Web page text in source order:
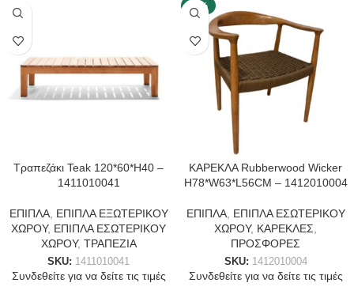
Τραπεζάκι Teak 120*60*Η40 –
1411010041
ΕΠΙΠΛΑ, ΕΠΙΠΛΑ ΕΞΩΤΕΡΙΚΟΥ
ΧΩΡΟΥ, ΕΠΙΠΛΑ ΕΣΩΤΕΡΙΚΟΥ
ΧΩΡΟΥ, ΤΡΑΠΕΖΙΑ
SKU: 1411010041
Συνδεθείτε για να δείτε τις τιμές
-40%
ΚΑΡΕΚΛΑ Rubberwood Wicker
H78*W63*L56CM – 1412010004
ΕΠΙΠΛΑ, ΕΠΙΠΛΑ ΕΣΩΤΕΡΙΚΟΥ
ΧΩΡΟΥ, ΚΑΡΕΚΛΕΣ
ΠΡΟΣΦΟΡΕΣ
SKU: 1412010004
Συνδεθείτε για να δείτε τις τιμές